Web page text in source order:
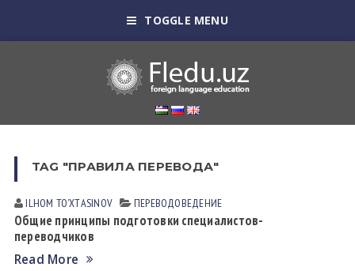
TOGGLE MENU
TAG "ПРАВИЛА ПЕРЕВОДА"
ILHOM TOʼXTАSINOV ПЕРЕВОДОВЕДЕНИЕ
Общие принципы подготовки специалистов-
переводчиков
Read More